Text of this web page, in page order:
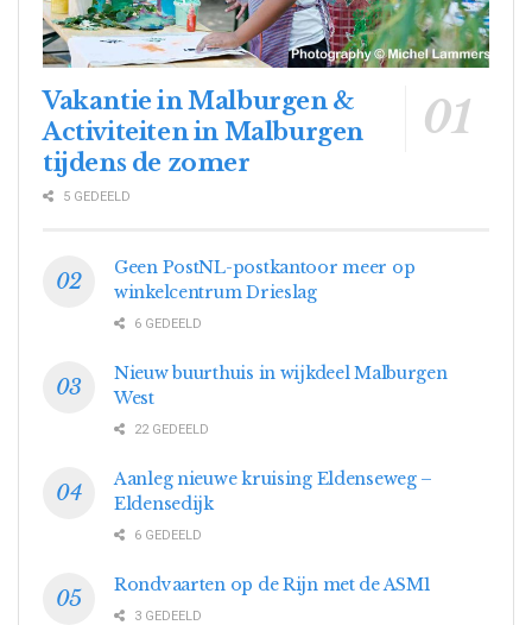
Vakantie in Malburgen &
Activiteiten in Malburgen
tijdens de zomer
5 GEDEELD
Geen PostNL-postkantoor meer op
winkelcentrum Drieslag
6 GEDEELD
Nieuw buurthuis in wijkdeel Malburgen
West
22 GEDEELD
Aanleg nieuwe kruising Eldenseweg –
Eldensedijk
6 GEDEELD
Rondvaarten op de Rijn met de ASM1
3 GEDEELD